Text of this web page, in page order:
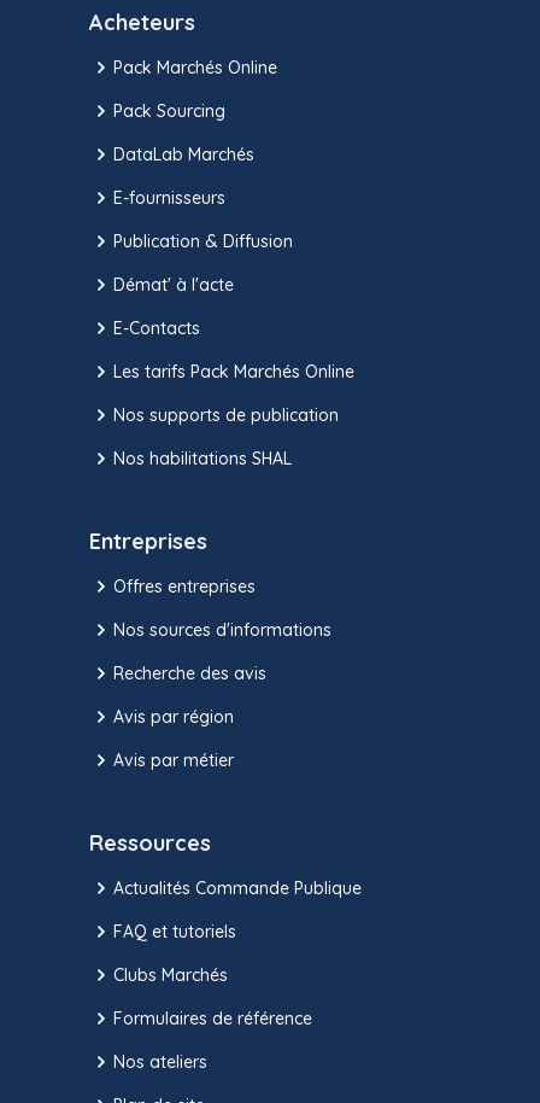
Acheteurs
Pack Marchés Online
Pack Sourcing
DataLab Marchés
E-fournisseurs
Publication & Diffusion
Démat' à l'acte
E-Contacts
Les tarifs Pack Marchés Online
Nos supports de publication
Nos habilitations SHAL
Entreprises
Offres entreprises
Nos sources d'informations
Recherche des avis
Avis par région
Avis par métier
Ressources
Actualités Commande Publique
FAQ et tutoriels
Clubs Marchés
Formulaires de référence
Nos ateliers